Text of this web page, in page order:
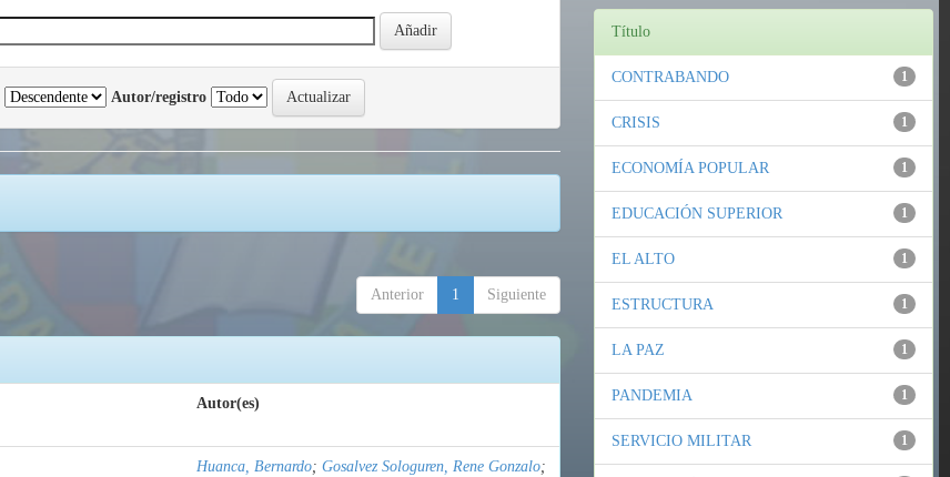
Autor/registro
Anterior 1 Siguiente
Autor(es)
Huanca, Bernardo; Gosalvez Sologuren, Rene Gonzalo;
Título
1
CONTRABANDO
1
CRISIS
1
ECONOMÍA POPULAR
1
EDUCACIÓN SUPERIOR
1
EL ALTO
1
ESTRUCTURA
1
LA PAZ
1
PANDEMIA
1
SERVICIO MILITAR